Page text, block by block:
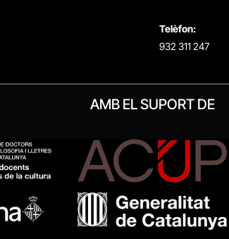
Telèfon:
932 311 247
AMB EL SUPORT DE